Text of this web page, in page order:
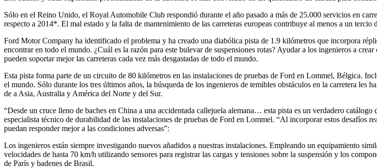
Sólo en el Reino Unido, el Royal Automobile Club respondió durante el año pasado a más de 25.000 servicios en
respecto a 2014*. El mal estado y la falta de mantenimiento de las carreteras europeas contribuye al menos a un tercio
Ford Motor Company ha identificado el problema y ha creado una diabólica pista de 1.9 kilómetros que incorpora
encontrar en todo el mundo. ¿Cuál es la razón para este bulevar de suspensiones rotas? Ayudar a los ingenieros a
pueden soportar mejor las carreteras cada vez más desgastadas de todo el mundo.
Esta pista forma parte de un circuito de 80 kilómetros en las instalaciones de pruebas de Ford en Lommel, Bélgica.
el mundo. Sólo durante los tres últimos años, la búsqueda de los ingenieros de temibles obstáculos en la carretera
de a Asia, Australia y América del Norte y del Sur.
“Desde un cruce lleno de baches en China a una accidentada callejuela alemana… esta pista es un verdadero
especialista técnico de durabilidad de las instalaciones de pruebas de Ford en Lommel. “Al incorporar estos desafíos
puedan responder mejor a las condiciones adversas”:
Los ingenieros están siempre investigando nuevos añadidos a nuestras instalaciones. Empleando un equipamiento
velocidades de hasta 70 km/h utilizando sensores para registrar las cargas y tensiones sobre la suspensión y los
de París y badenes de Brasil.